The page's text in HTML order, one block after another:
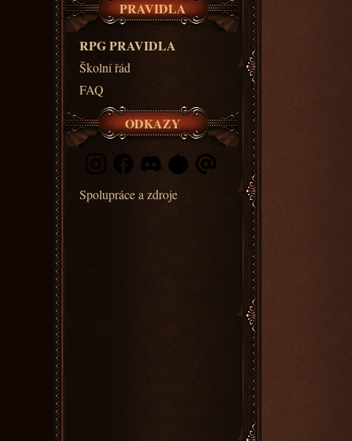
PRAVIDLA
RPG PRAVIDLA
Školní řád
FAQ
ODKAZY
Spolupráce a zdroje